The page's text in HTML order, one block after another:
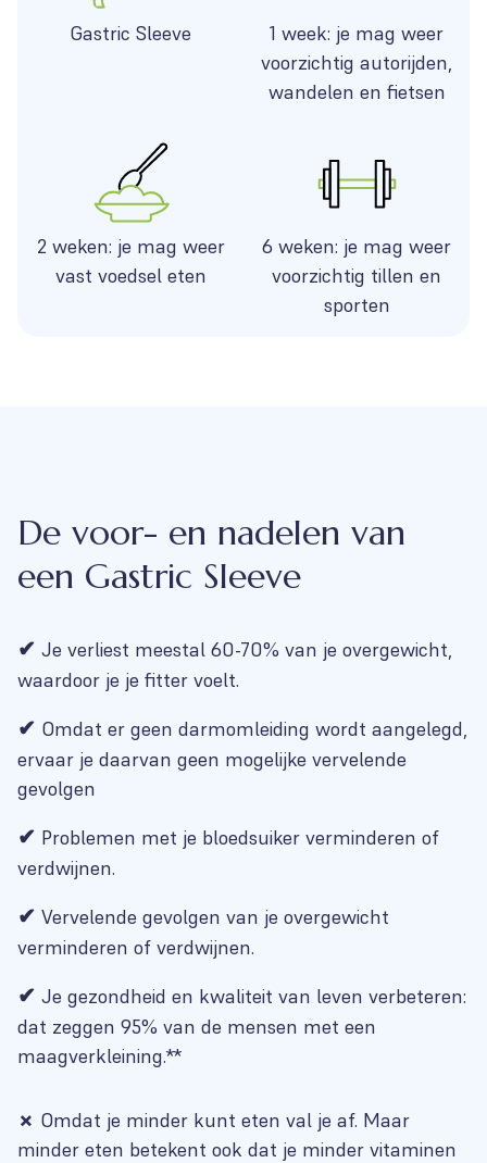
Gastric Sleeve
1 week: je mag weer
voorzichtig autorijden,
wandelen en fietsen
2 weken: je mag weer
vast voedsel eten
6 weken: je mag weer
voorzichtig tillen en
sporten
De voor- en nadelen van
een Gastric Sleeve
✔ Je verliest meestal 60-70% van je overgewicht,
waardoor je je fitter voelt.
✔ Omdat er geen darmomleiding wordt aangelegd,
ervaar je daarvan geen mogelijke vervelende
gevolgen
✔ Problemen met je bloedsuiker verminderen of
verdwijnen.
✔ Vervelende gevolgen van je overgewicht
verminderen of verdwijnen.
✔ Je gezondheid en kwaliteit van leven verbeteren:
dat zeggen 95% van de mensen met een
maagverkleining.**
✗ Omdat je minder kunt eten val je af. Maar
minder eten betekent ook dat je minder vitaminen